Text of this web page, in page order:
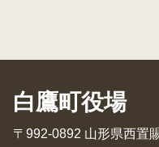
白鷹町役場
〒992-0892 山形県西置